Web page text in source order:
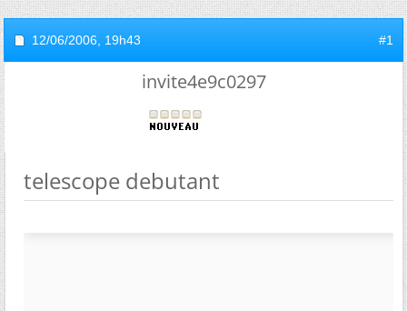
12/06/2006, 19h43 #1
invite4e9c0297
telescope debutant